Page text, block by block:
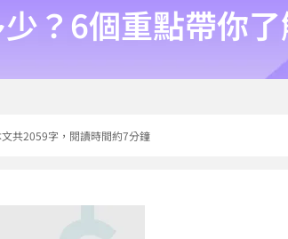
？6個重點帶你
共2059字，閱讀時間約7分鐘